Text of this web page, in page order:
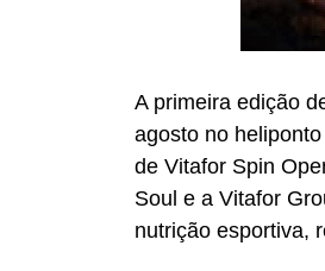
A primeira edição
agosto no
de Vitafor Spin
Soul e a Vitafor
nutrição esportiva,